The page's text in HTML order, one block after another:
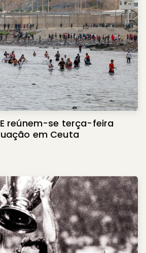
reúnem-se terça-feira
em Ceuta